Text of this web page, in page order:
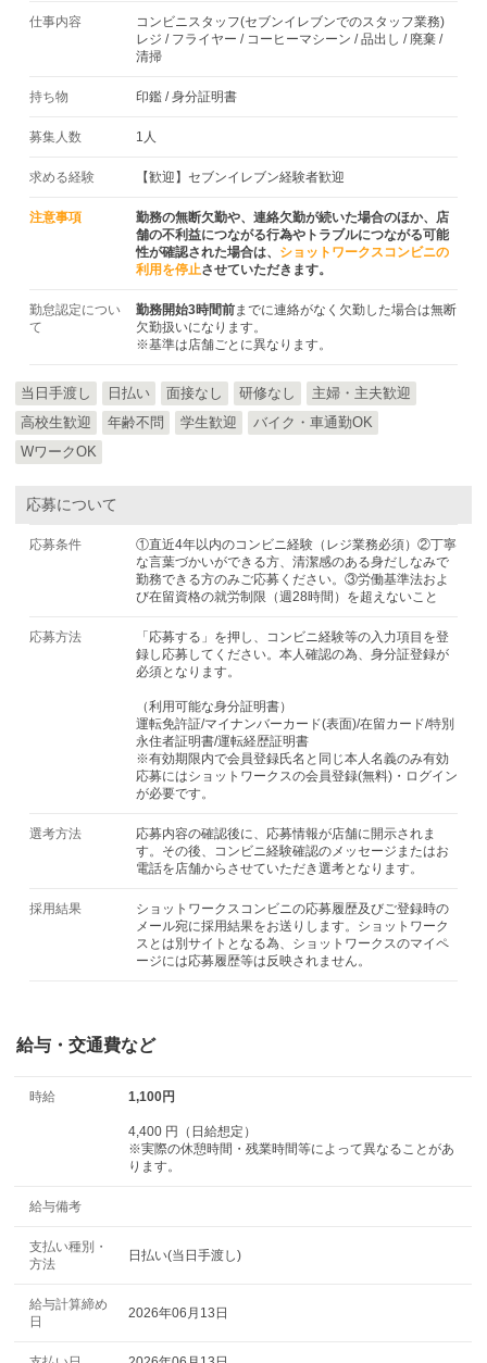
仕事内容
コンビニスタッフ(セブンイレブンでのスタッフ業務)
レジ / フライヤー / コーヒーマシーン / 品出し / 廃棄 /
清掃
持ち物 印鑑 /身分証明書
募集人数 1人
求める経験 【歓迎】セブンイレブン経験者歓迎
注意事項
勤務の無断欠勤や、連絡欠勤が続いた場合のほか、店
舗の不利益につながる行為やトラブルにつながる可能
性が確認された場合は、
ショットワークスコンビニの
利用を停止させていただきます。
勤怠認定につい
て
勤務開始3時間前までに連絡がなく欠勤した場合は無断
欠勤扱いになります。
※基準は店舗ごとに異なります。
当日手渡し 日払い 面接なし 研修なし
主婦・主夫歓迎
高校生歓迎
年齢不問 学生歓迎
バイク・車通勤OK
WワークOK
応募について
応募条件
①直近4年以内のコンビニ経験（レジ業務必須）②丁寧
な言葉づかいができる方、清潔感のある身だしなみで
勤務できる方のみご応募ください。③労働基準法およ
び在留資格の就労制限（週28時間）を超えないこと
応募方法
「応募する」を押し、コンビニ経験等の入力項目を登
録し応募してください。本人確認の為、身分証登録が
必須となります。
（利用可能な身分証明書）
運転免許証/マイナンバーカード(表面)/在留カード/特別
永住者証明書/運転経歴証明書
※有効期限内で会員登録氏名と同じ本人名義のみ有効
応募にはショットワークスの会員登録(無料)・ログイン
が必要です。
選考方法
応募内容の確認後に、応募情報が店舗に開示されま
す。その後、コンビニ経験確認のメッセージまたはお
電話を店舗からさせていただき選考となります。
採用結果
ショットワークスコンビニの応募履歴及びご登録時の
メール宛に採用結果をお送りします。ショットワーク
スとは別サイトとなる為、ショットワークスのマイペ
ージには応募履歴等は反映されません。
給与・交通費など
時給 1,100円
4,400 円（日給想定）
※実際の休憩時間・残業時間等によって異なることがあ
ります。
給与備考
支払い種別・
方法
日払い(当日手渡し)
給与計算締め
日
2026年06月13日